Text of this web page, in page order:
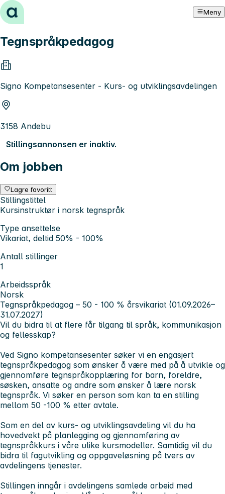
Hopp til innhold Meny
Tegnspråkpedagog
Signo Kompetansesenter - Kurs- og utviklingsavdelingen
3158 Andebu
Stillingsannonsen er inaktiv.
Om jobben
Lagre favoritt
Stillingstittel
Kursinstruktør i norsk tegnspråk
Type ansettelse
Vikariat, deltid 50% - 100%
Antall stillinger
1
Arbeidsspråk
Norsk
Tegnspråkpedagog – 50 - 100 % årsvikariat (01.09.2026–
31.07.2027)
Vil du bidra til at flere får tilgang til språk, kommunikasjon
og fellesskap?
Ved Signo kompetansesenter søker vi en engasjert
tegnspråkpedagog som ønsker å være med på å utvikle og
gjennomføre tegnspråkopplæring for barn, foreldre,
søsken, ansatte og andre som ønsker å lære norsk
tegnspråk. Vi søker en person som kan ta en stilling
mellom 50 -100 % etter avtale.
Som en del av kurs- og utviklingsavdeling vil du ha
hovedvekt på planlegging og gjennomføring av
tegnspråkkurs i våre ulike kursmodeller. Samtidig vil du
bidra til fagutvikling og oppgaveløsning på tvers av
avdelingens tjenester.
Stillingen inngår i avdelingens samlede arbeid med